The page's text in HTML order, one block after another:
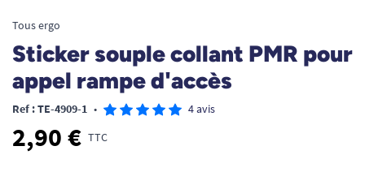
Tous ergo
Sticker souple collant PMR pour
appel rampe d'accès
Ref : TE-4909-1 • 4 avis
2,90 € TTC